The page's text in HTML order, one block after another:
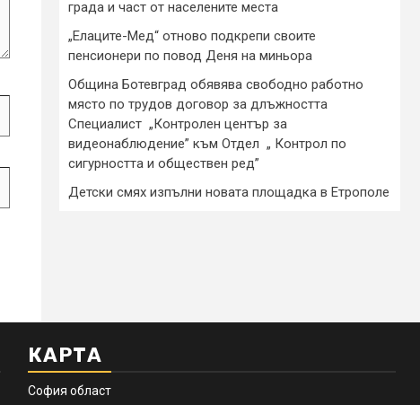
града и част от населените места
„Елаците-Мед“ отново подкрепи своите
пенсионери по повод Деня на миньора
Община Ботевград обявява свободно работно
място по трудов договор за длъжността
Специалист „Контролен център за
видеонаблюдение” към Отдел „ Контрол по
сигурността и обществен ред”
Детски смях изпълни новата площадка в Етрополе
КАРТА
София област